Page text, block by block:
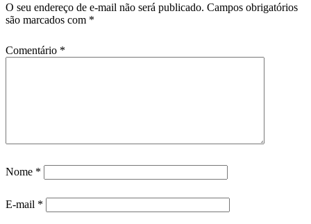
O seu endereço de e-mail não será publicado. Campos obrigatórios
são marcados com *
Comentário *
Nome *
E-mail *